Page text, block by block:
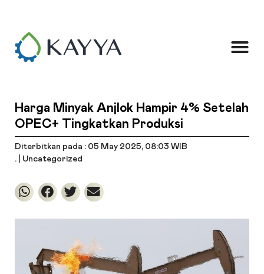
Harga Minyak Anjlok Hampir 4% Setelah
OPEC+ Tingkatkan Produksi
Diterbitkan pada : 05 May 2025, 08:03 WIB
. |
Uncategorized